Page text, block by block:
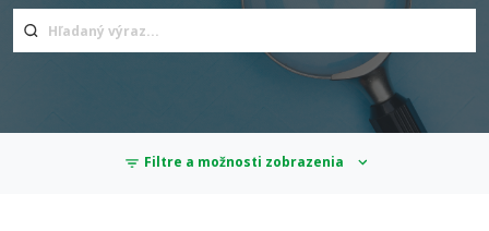
Filtre a možnosti zobrazenia